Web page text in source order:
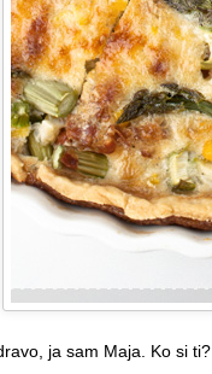
ja sam Maja. Ko si ti?